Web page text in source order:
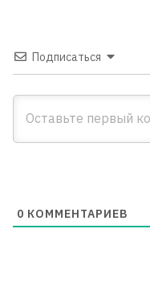
Подписаться
0 КОММЕНТАРИЕВ